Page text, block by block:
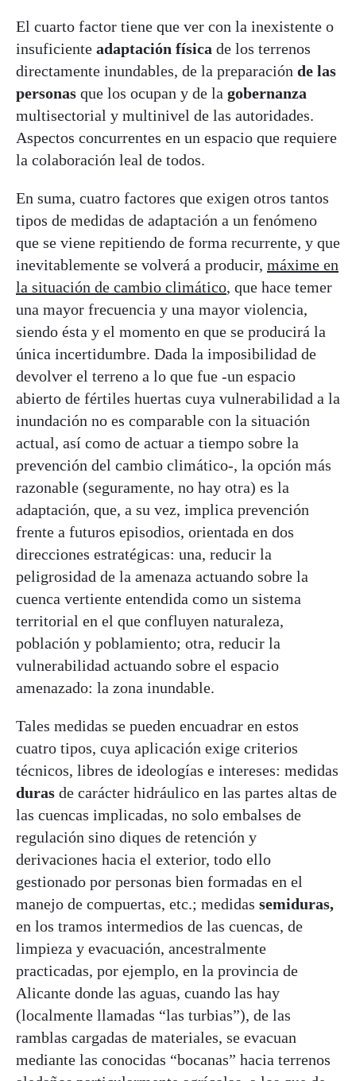
El cuarto factor tiene que ver con la inexistente o
insuficiente adaptación física de los terrenos
directamente inundables, de la preparación de las
personas que los ocupan y de la gobernanza
multisectorial y multinivel de las autoridades.
Aspectos concurrentes en un espacio que requiere
la colaboración leal de todos.
En suma, cuatro factores que exigen otros tantos
tipos de medidas de adaptación a un fenómeno
que se viene repitiendo de forma recurrente, y que
inevitablemente se volverá a producir, máxime en
la situación de cambio climático, que hace temer
una mayor frecuencia y una mayor violencia,
siendo ésta y el momento en que se producirá la
única incertidumbre. Dada la imposibilidad de
devolver el terreno a lo que fue -un espacio
abierto de fértiles huertas cuya vulnerabilidad a la
inundación no es comparable con la situación
actual, así como de actuar a tiempo sobre la
prevención del cambio climático-, la opción más
razonable (seguramente, no hay otra) es la
adaptación, que, a su vez, implica prevención
frente a futuros episodios, orientada en dos
direcciones estratégicas: una, reducir la
peligrosidad de la amenaza actuando sobre la
cuenca vertiente entendida como un sistema
territorial en el que confluyen naturaleza,
población y poblamiento; otra, reducir la
vulnerabilidad actuando sobre el espacio
amenazado: la zona inundable.
Tales medidas se pueden encuadrar en estos
cuatro tipos, cuya aplicación exige criterios
técnicos, libres de ideologías e intereses: medidas
duras de carácter hidráulico en las partes altas de
las cuencas implicadas, no solo embalses de
regulación sino diques de retención y
derivaciones hacia el exterior, todo ello
gestionado por personas bien formadas en el
manejo de compuertas, etc.; medidas semiduras,
en los tramos intermedios de las cuencas, de
limpieza y evacuación, ancestralmente
practicadas, por ejemplo, en la provincia de
Alicante donde las aguas, cuando las hay
(localmente llamadas “las turbias”), de las
ramblas cargadas de materiales, se evacuan
mediante las conocidas “bocanas” hacia terrenos